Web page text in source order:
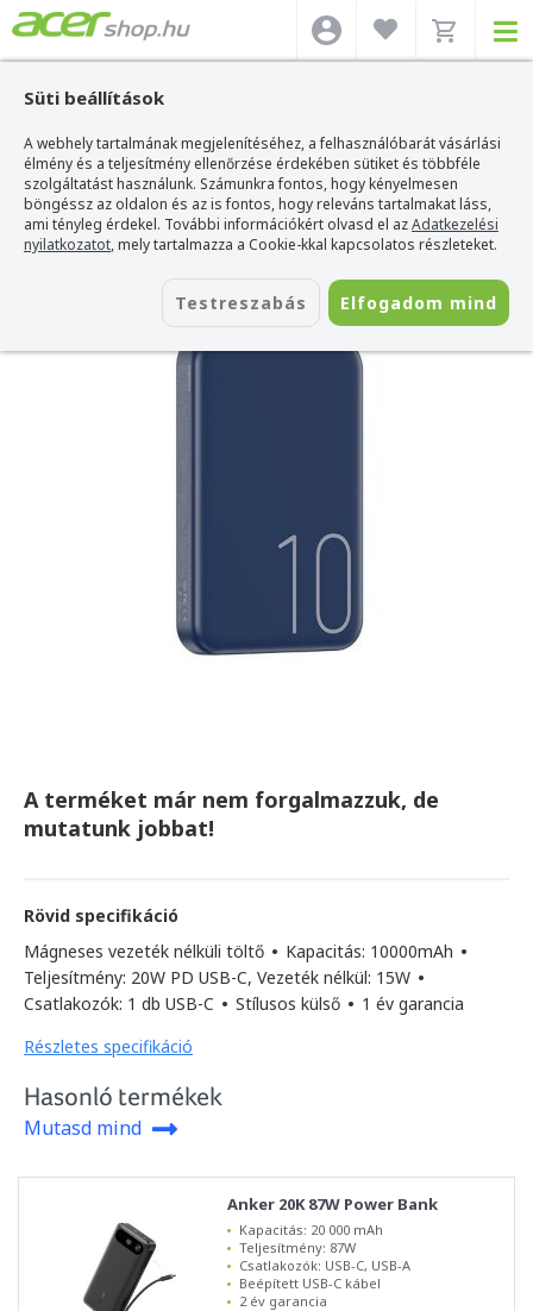
Süti beállítások
A webhely tartalmának megjelenítéséhez, a felhasználóbarát vásárlási
élmény és a teljesítmény ellenőrzése érdekében sütiket és többféle
szolgáltatást használunk. Számunkra fontos, hogy kényelmesen
böngéssz az oldalon és az is fontos, hogy releváns tartalmakat láss,
ami tényleg érdekel. További információkért olvasd el azAdatkezelési
nyilatkozatot, mely tartalmazza a Cookie-kkal kapcsolatos részleteket.
Testreszabás Elfogadom mind
Acer webshop>Kiegészítők>Powerbank > Remax Powerbank >Remax
Usion RPP-65 MagSafe Powerbank 10000mAh 20W
Remax Usion RPP-65 MagSafe
Powerbank 10000mAh 20W
Azonosító: RPP-65 blue
A terméket már nem forgalmazzuk, de
mutatunk jobbat!
Rövid specifikáció
Mágneses vezeték nélküli töltő • Kapacitás: 10000mAh •
Teljesítmény: 20W PD USB-C, Vezeték nélkül: 15W •
Csatlakozók: 1 db USB-C • Stílusos külső • 1 év garancia
Részletes specifikáció
Hasonló termékek
Mutasd mind
Anker 20K 87W Power Bank
Kapacitás: 20 000 mAh
Teljesítmény: 87W
Csatlakozók: USB-C, USB-A
Beépített USB-C kábel
2 év garancia